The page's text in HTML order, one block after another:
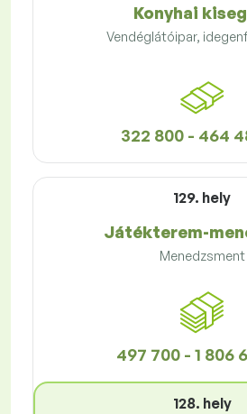
Konyhai
Vendéglátóipar,
322 800 - 464
129. hely
Játékterem-
Menedzsment
497 700 - 1 806
128. hely